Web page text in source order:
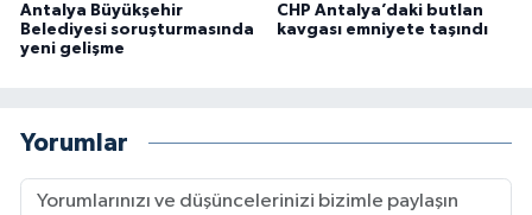
Antalya Büyükşehir
Belediyesi soruşturmasında
yeni gelişme
CHP Antalya’daki butlan
kavgası emniyete taşındı
Yorumlar